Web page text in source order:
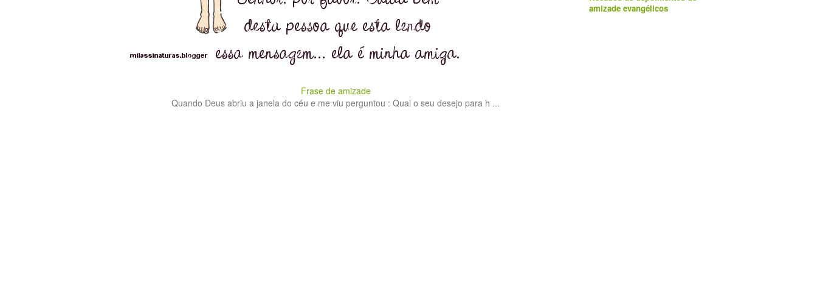
Frase de amizade
Quando Deus abriu a janela do céu e me viu perguntou : Qual o seu desejo para h ...
amizade evangélicos